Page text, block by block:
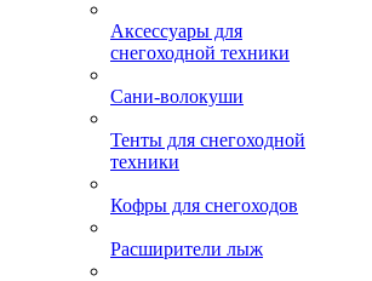
Аксессуары для
снегоходной техники
Сани-волокуши
Тенты для снегоходной
техники
Кофры для снегоходов
Расширители лыж